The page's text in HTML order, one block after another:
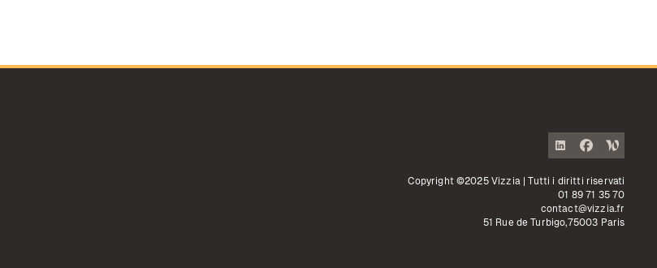
Copyright ©2025 Vizzia | Tutti i diritti riservati
01 89 71 35 70
contact@vizzia.fr
51 Rue de Turbigo,75003 Paris